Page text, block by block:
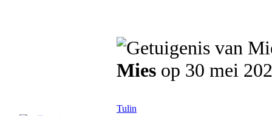
Mies op 30 mei
Tulin